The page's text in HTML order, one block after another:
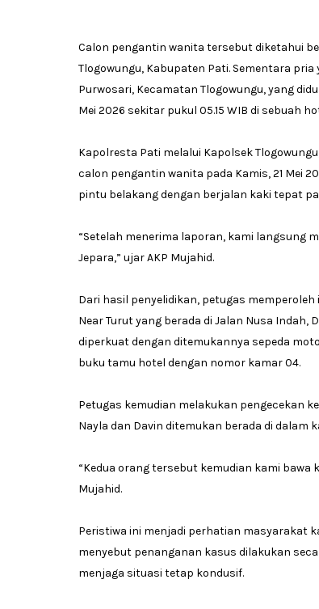
Calon pengantin wanita tersebut diketahui
Tlogowungu, Kabupaten Pati. Sementara
Purwosari, Kecamatan Tlogowungu, yang
Mei 2026 sekitar pukul 05.15 WIB di sebuah
Kapolresta Pati melalui Kapolsek
calon pengantin wanita pada Kamis, 21 Mei
pintu belakang dengan berjalan kaki tepat
“Setelah menerima laporan, kami langsung
Jepara,” ujar AKP Mujahid.
Dari hasil penyelidikan, petugas
Near Turut yang berada di Jalan Nusa Indah,
diperkuat dengan ditemukannya sepeda
buku tamu hotel dengan nomor kamar 04.
Petugas kemudian melakukan pengecekan
Nayla dan Davin ditemukan berada di
“Kedua orang tersebut kemudian kami
Mujahid.
Peristiwa ini menjadi perhatian masyarakat
menyebut penanganan kasus dilakukan
menjaga situasi tetap kondusif.